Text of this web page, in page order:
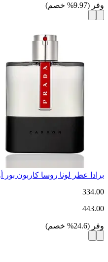
وفر (
9.97
% خصم)
برادا عطر لونا روسا كاربون بور أوم
334.00
443.00
وفر (
24.6
% خصم)